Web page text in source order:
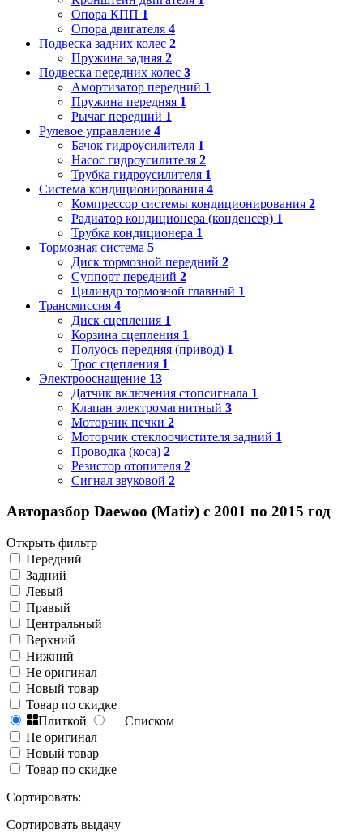
Опора КПП 1
Опора двигателя 4
Подвеска задних колес 2
Пружина задняя 2
Подвеска передних колес 3
Амортизатор передний 1
Пружина передняя 1
Рычаг передний 1
Рулевое управление 4
Бачок гидроусилителя 1
Насос гидроусилителя 2
Трубка гидроусилителя 1
Система кондиционирования 4
Компрессор системы кондиционирования 2
Радиатор кондиционера (конденсер) 1
Трубка кондиционера 1
Тормозная система 5
Диск тормозной передний 2
Суппорт передний 2
Цилиндр тормозной главный 1
Трансмиссия 4
Диск сцепления 1
Корзина сцепления 1
Полуось передняя (привод) 1
Трос сцепления 1
Электрооснащение 13
Датчик включения стопсигнала 1
Клапан электромагнитный 3
Моторчик печки 2
Моторчик стеклоочистителя задний 1
Проводка (коса) 2
Резистор отопителя 2
Сигнал звуковой 2
Авторазбор Daewoo (Matiz) с 2001 по 2015 год
Открыть фильтр
Передний
Задний
Левый
Правый
Центральный
Верхний
Нижний
Не оригинал
Новый товар
Товар по скидке
Плиткой
Списком
Не оригинал
Новый товар
Товар по скидке
Сортировать:
Сортировать выдачу